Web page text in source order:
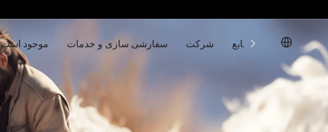
موجود است سفارشی سازی و خدمات شرکت منابع تماس با ما